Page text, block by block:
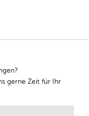
gerne Zeit für Ihr